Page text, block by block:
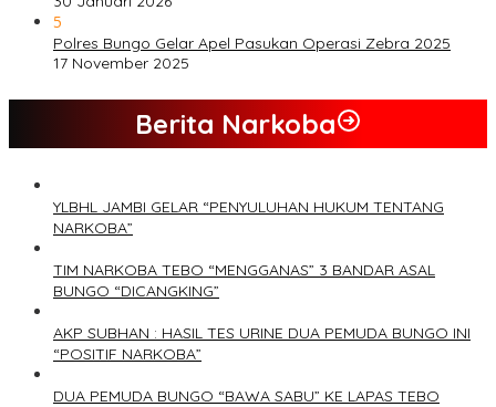
5
Polres Bungo Gelar Apel Pasukan Operasi Zebra 2025
17 November 2025
Berita Narkoba
YLBHL JAMBI GELAR “PENYULUHAN HUKUM TENTANG
NARKOBA”
TIM NARKOBA TEBO “MENGGANAS” 3 BANDAR ASAL
BUNGO “DICANGKING”
AKP SUBHAN : HASIL TES URINE DUA PEMUDA BUNGO INI
“POSITIF NARKOBA”
DUA PEMUDA BUNGO “BAWA SABU” KE LAPAS TEBO